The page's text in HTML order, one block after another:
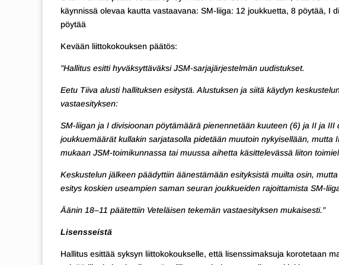
käynnissä olevaa kautta vastaavana: SM-liiga: 12 joukkuetta, 8 pöytää, I
pöytää
Kevään liittokokouksen päätös:
”Hallitus esitti hyväksyttäväksi JSM-sarjajärjestelmän uudistukset.
Eetu Tiiva alusti hallituksen esitystä. Alustuksen ja siitä käydyn
vastaesityksen:
SM-liigan ja I divisioonan pöytämäärä pienennetään kuuteen (6) ja II ja
joukkuemäärät kullakin sarjatasolla pidetään muutoin nykyisellään,
mukaan JSM-toimikunnassa tai muussa aihetta käsittelevässä liiton
Keskustelun jälkeen päädyttiin äänestämään esityksistä muilta osin,
esitys koskien useampien saman seuran joukkueiden rajoittamista SM-
Äänin 18–11 päätettiin Veteläisen tekemän vastaesityksen mukaisesti.”
Lisensseistä
Hallitus esittää syksyn liittokokoukselle, että lisenssimaksuja korotetaan